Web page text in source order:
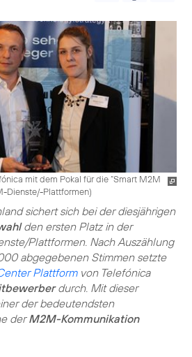
mit dem Pokal für die “Smart M2M
Dienste/-Plattformen)
sichert sich bei der diesjährigen
den ersten Platz in der
Plattformen. Nach Auszählung
abgegebenen Stimmen setzte
Plattformvon Telefónica
durch. Mit dieser
der bedeutendsten
derM2M-Kommunikation